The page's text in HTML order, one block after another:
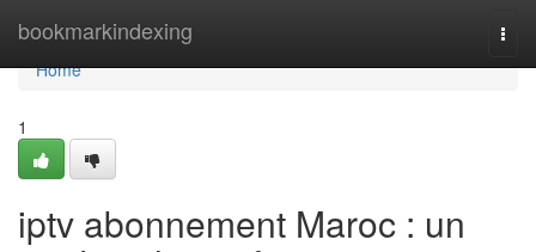
bookmarkindexing
Home
Home
1
iptv abonnement Maroc : un